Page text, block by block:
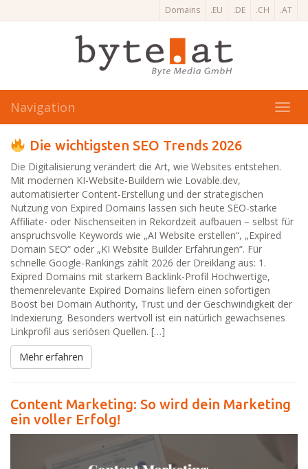
Domains .EU .DE .CH .AT
Navigation
Die wichtigsten SEO Trends 2026
Die Digitalisierung verändert die Art, wie Websites entstehen.
Mit modernen KI-Website-Buildern wie Lovable.dev,
automatisierter Content-Erstellung und der strategischen
Nutzung von Expired Domains lassen sich heute SEO-starke
Affiliate- oder Nischenseiten in Rekordzeit aufbauen – selbst für
anspruchsvolle Keywords wie „AI Website erstellen“, „Expired
Domain SEO“ oder „KI Website Builder Erfahrungen“. Für
schnelle Google-Rankings zählt 2026 der Dreiklang aus: 1.
Exipred Domains mit starkem Backlink-Profil Hochwertige,
themenrelevante Expired Domains liefern einen sofortigen
Boost bei Domain Authority, Trust und der Geschwindigkeit der
Indexierung. Besonders wertvoll ist ein natürlich gewachsenes
Linkprofil aus seriösen Quellen. […]
Mehr erfahren
Content Marketing: So wird dein Marketing
ein voller Erfolg!